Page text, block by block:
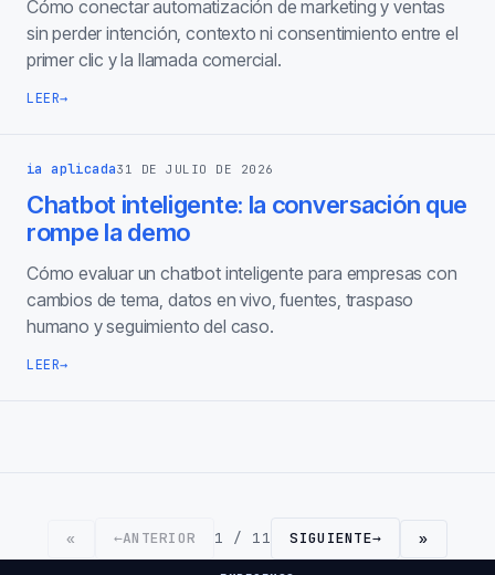
Cómo conectar automatización de marketing y ventas
sin perder intención, contexto ni consentimiento entre el
primer clic y la llamada comercial.
LEER→
ia aplicada31 DE JULIO DE 2026
Chatbot inteligente: la conversación que
rompe la demo
Cómo evaluar un chatbot inteligente para empresas con
cambios de tema, datos en vivo, fuentes, traspaso
humano y seguimiento del caso.
LEER→
« ←ANTERIOR 1 / 11 SIGUIENTE→ »